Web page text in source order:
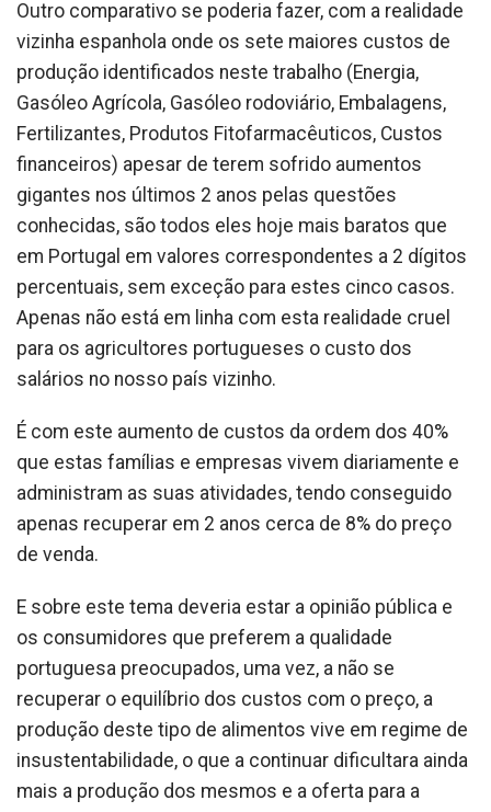
Outro comparativo se poderia fazer, com a realidade
vizinha espanhola onde os sete maiores custos de
produção identificados neste trabalho (Energia,
Gasóleo Agrícola, Gasóleo rodoviário, Embalagens,
Fertilizantes, Produtos Fitofarmacêuticos, Custos
financeiros) apesar de terem sofrido aumentos
gigantes nos últimos 2 anos pelas questões
conhecidas, são todos eles hoje mais baratos que
em Portugal em valores correspondentes a 2 dígitos
percentuais, sem exceção para estes cinco casos.
Apenas não está em linha com esta realidade cruel
para os agricultores portugueses o custo dos
salários no nosso país vizinho.
É com este aumento de custos da ordem dos 40%
que estas famílias e empresas vivem diariamente e
administram as suas atividades, tendo conseguido
apenas recuperar em 2 anos cerca de 8% do preço
de venda.
E sobre este tema deveria estar a opinião pública e
os consumidores que preferem a qualidade
portuguesa preocupados, uma vez, a não se
recuperar o equilíbrio dos custos com o preço, a
produção deste tipo de alimentos vive em regime de
insustentabilidade, o que a continuar dificultara ainda
mais a produção dos mesmos e a oferta para a